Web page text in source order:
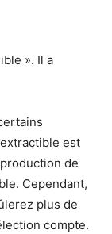
». Il a
est
de
Cependant,
plus de
compte.